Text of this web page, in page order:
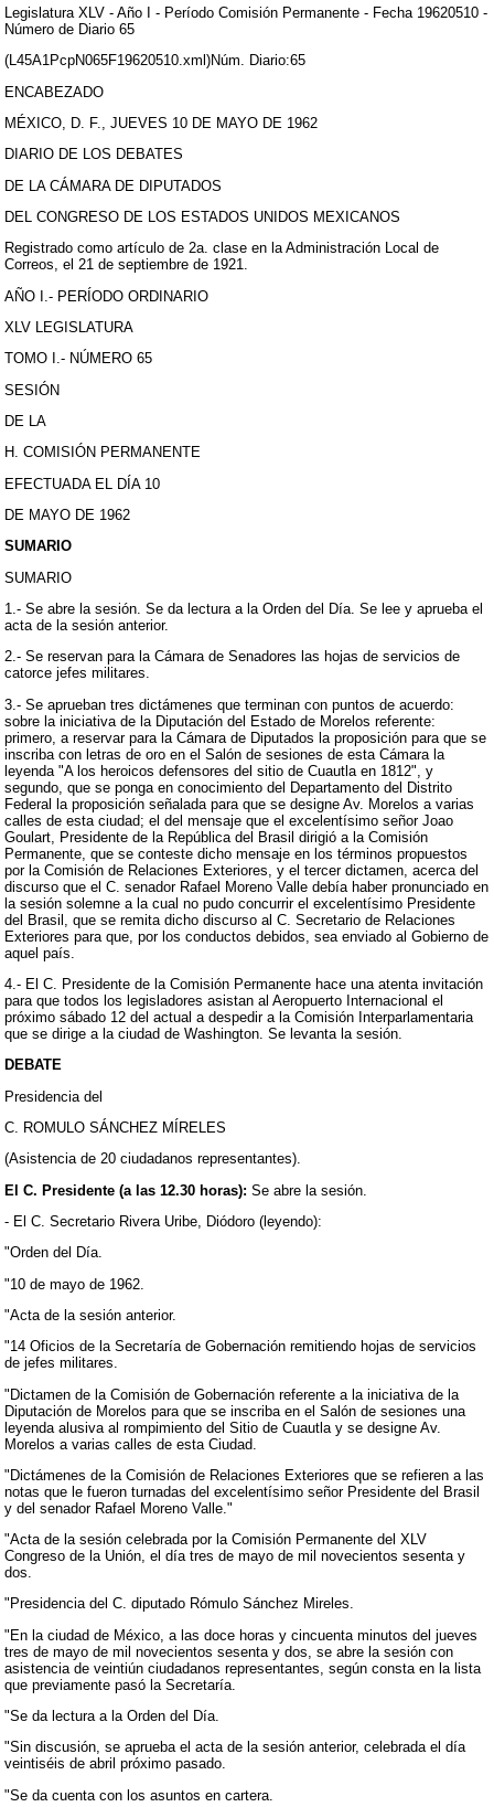
Legislatura XLV - Año I - Período Comisión Permanente - Fecha 19620510 -
Número de Diario 65
(L45A1PcpN065F19620510.xml)Núm. Diario:65
ENCABEZADO
MÉXICO, D. F., JUEVES 10 DE MAYO DE 1962
DIARIO DE LOS DEBATES
DE LA CÁMARA DE DIPUTADOS
DEL CONGRESO DE LOS ESTADOS UNIDOS MEXICANOS
Registrado como artículo de 2a. clase en la Administración Local de
Correos, el 21 de septiembre de 1921.
AÑO I.- PERÍODO ORDINARIO
XLV LEGISLATURA
TOMO I.- NÚMERO 65
SESIÓN
DE LA
H. COMISIÓN PERMANENTE
EFECTUADA EL DÍA 10
DE MAYO DE 1962
SUMARIO
SUMARIO
1.- Se abre la sesión. Se da lectura a la Orden del Día. Se lee y aprueba el
acta de la sesión anterior.
2.- Se reservan para la Cámara de Senadores las hojas de servicios de
catorce jefes militares.
3.- Se aprueban tres dictámenes que terminan con puntos de acuerdo:
sobre la iniciativa de la Diputación del Estado de Morelos referente:
primero, a reservar para la Cámara de Diputados la proposición para que se
inscriba con letras de oro en el Salón de sesiones de esta Cámara la
leyenda "A los heroicos defensores del sitio de Cuautla en 1812", y
segundo, que se ponga en conocimiento del Departamento del Distrito
Federal la proposición señalada para que se designe Av. Morelos a varias
calles de esta ciudad; el del mensaje que el excelentísimo señor Joao
Goulart, Presidente de la República del Brasil dirigió a la Comisión
Permanente, que se conteste dicho mensaje en los términos propuestos
por la Comisión de Relaciones Exteriores, y el tercer dictamen, acerca del
discurso que el C. senador Rafael Moreno Valle debía haber pronunciado en
la sesión solemne a la cual no pudo concurrir el excelentísimo Presidente
del Brasil, que se remita dicho discurso al C. Secretario de Relaciones
Exteriores para que, por los conductos debidos, sea enviado al Gobierno de
aquel país.
4.- El C. Presidente de la Comisión Permanente hace una atenta invitación
para que todos los legisladores asistan al Aeropuerto Internacional el
próximo sábado 12 del actual a despedir a la Comisión Interparlamentaria
que se dirige a la ciudad de Washington. Se levanta la sesión.
DEBATE
Presidencia del
C. ROMULO SÁNCHEZ MÍRELES
(Asistencia de 20 ciudadanos representantes).
El C. Presidente (a las 12.30 horas): Se abre la sesión.
- El C. Secretario Rivera Uribe, Diódoro (leyendo):
"Orden del Día.
"10 de mayo de 1962.
"Acta de la sesión anterior.
"14 Oficios de la Secretaría de Gobernación remitiendo hojas de servicios
de jefes militares.
"Dictamen de la Comisión de Gobernación referente a la iniciativa de la
Diputación de Morelos para que se inscriba en el Salón de sesiones una
leyenda alusiva al rompimiento del Sitio de Cuautla y se designe Av.
Morelos a varias calles de esta Ciudad.
"Dictámenes de la Comisión de Relaciones Exteriores que se refieren a las
notas que le fueron turnadas del excelentísimo señor Presidente del Brasil
y del senador Rafael Moreno Valle."
"Acta de la sesión celebrada por la Comisión Permanente del XLV
Congreso de la Unión, el día tres de mayo de mil novecientos sesenta y
dos.
"Presidencia del C. diputado Rómulo Sánchez Mireles.
"En la ciudad de México, a las doce horas y cincuenta minutos del jueves
tres de mayo de mil novecientos sesenta y dos, se abre la sesión con
asistencia de veintiún ciudadanos representantes, según consta en la lista
que previamente pasó la Secretaría.
"Se da lectura a la Orden del Día.
"Sin discusión, se aprueba el acta de la sesión anterior, celebrada el día
veintiséis de abril próximo pasado.
"Se da cuenta con los asuntos en cartera.